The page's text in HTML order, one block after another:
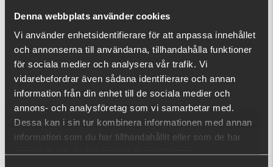
Denna webbplats använder cookies
Vi använder enhetsidentifierare för att anpassa innehållet
och annonserna till användarna, tillhandahålla funktioner
för sociala medier och analysera vår trafik. Vi
vidarebefordrar även sådana identifierare och annan
information från din enhet till de sociala medier och
annons- och analysföretag som vi samarbetar med.
Dessa kan i sin tur kombinera informationen med annan
information som du har tillhandahållit eller som de har
Cool väska från Berkley URBN serien, perfekt för streetfiske!
Den här produkten ger dig 2 198 fishcoins
Vad är detta?
INFORMATION
Grym ryggsäck från den omtalade URBN serien i camo.